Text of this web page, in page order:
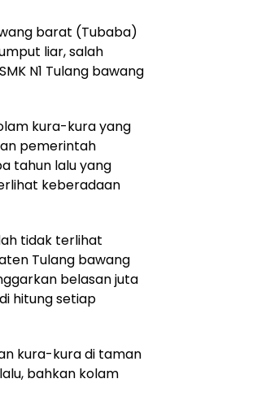
barat (Tubaba)
liar, salah
N1 Tulang bawang
kura-kura yang
pemerintah
tahun lalu yang
keberadaan
tidak terlihat
Tulang bawang
belasan juta
hitung setiap
kura-kura di taman
bahkan kolam